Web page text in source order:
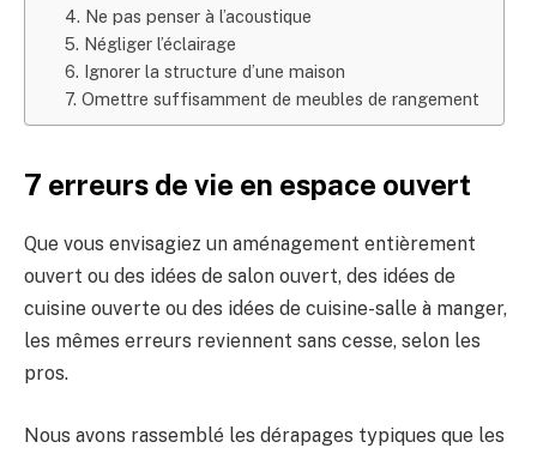
4. Ne pas penser à l’acoustique
5. Négliger l’éclairage
6. Ignorer la structure d’une maison
7. Omettre suffisamment de meubles de rangement
7 erreurs de vie en espace ouvert
Que vous envisagiez un aménagement entièrement
ouvert ou des idées de salon ouvert, des idées de
cuisine ouverte ou des idées de cuisine-salle à manger,
les mêmes erreurs reviennent sans cesse, selon les
pros.
Nous avons rassemblé les dérapages typiques que les